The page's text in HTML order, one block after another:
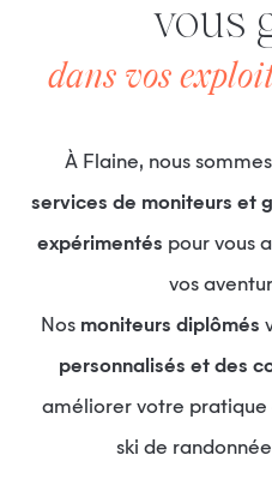
vous
dans vos
À Flaine, nous
services de moniteurs et
expérimentés pour vous
vos
Nos moniteurs diplômés
personnalisés et des
améliorer votre pratique
ski de